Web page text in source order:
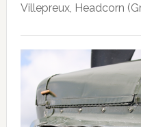
Villepreux, Headcorn